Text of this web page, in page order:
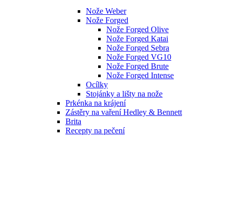
Nože Weber
Nože Forged
Nože Forged Olive
Nože Forged Katai
Nože Forged Sebra
Nože Forged VG10
Nože Forged Brute
Nože Forged Intense
Ocílky
Stojánky a lišty na nože
Prkénka na krájení
Zástěry na vaření Hedley & Bennett
Brita
Recepty na pečení